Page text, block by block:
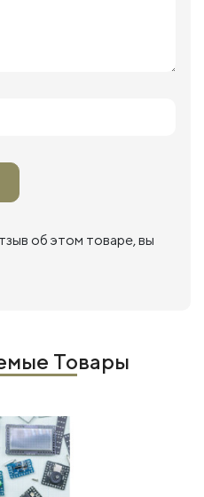
об этом товаре, вы
Товары